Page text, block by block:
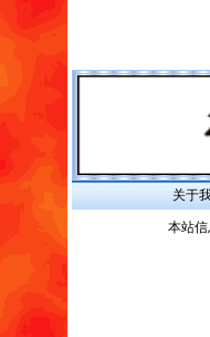
关于
本站